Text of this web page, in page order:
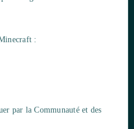
:
par la Communauté et des